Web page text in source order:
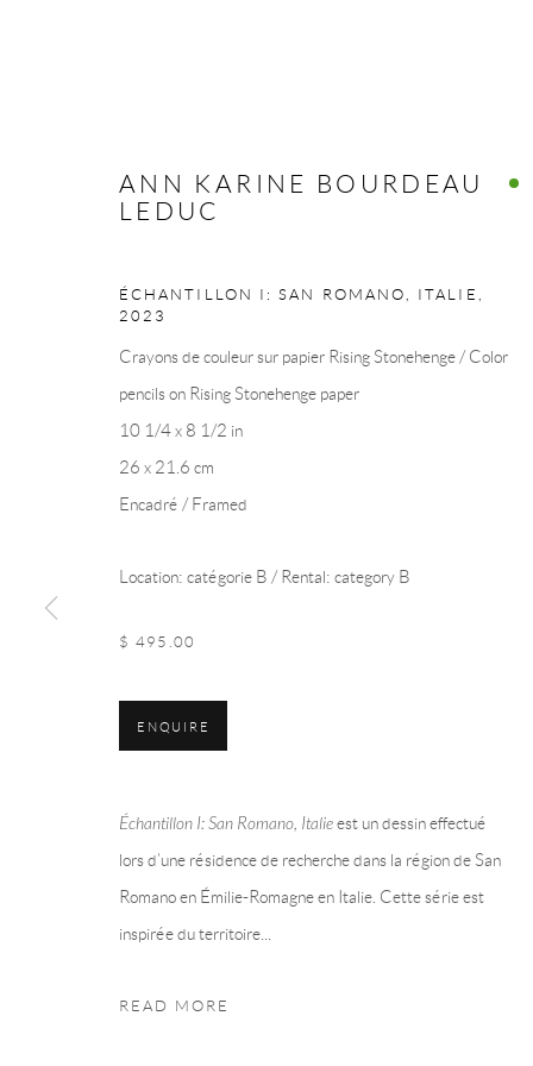
ANN KARINE BOURDEAU
COLLECTION ART VOLTE / ART VOLT
Manage cookies
ANN KARINE BOURDEAU
LEDUC
ÉCHANTILLON I: SAN ROMANO, ITALIE
2023
Crayons de couleur sur papier Rising Stonehenge / Color
pencils on Rising Stonehenge paper
10 1/4 x 8 1/2 in
26 x 21.6 cm
Encadré / Framed
Location: catégorie B / Rental: category B
$ 495.00
ENQUIRE
Échantillon I: San Romano, Italieest un dessin effectué
lors d’une résidence de recherche dans la région de San
Romano en Émilie-Romagne en Italie. Cette série est
inspirée du territoire...
READ MORE